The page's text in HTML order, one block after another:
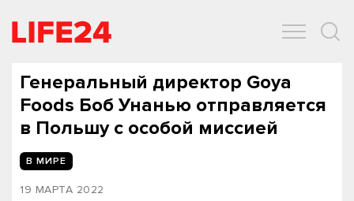
Генеральный директор Goya
Foods Боб Унанью отправляется
в Польшу с особой миссией
В МИРЕ
19 МАРТА 2022